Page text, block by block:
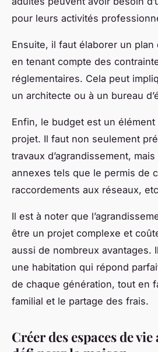
pour leurs activités
Ensuite, il faut élaborer un
en tenant compte des
réglementaires. Cela peut
un architecte ou à un bureau
Enfin, le budget est un
projet. Il faut non seulement
travaux d’agrandissement,
annexes tels que le permis de
raccordements aux réseaux,
Il est à noter que
être un projet complexe et
aussi de nombreux avantages.
une habitation qui répond
de chaque génération, tout en
familial et le partage des frais.
Créer des espaces de